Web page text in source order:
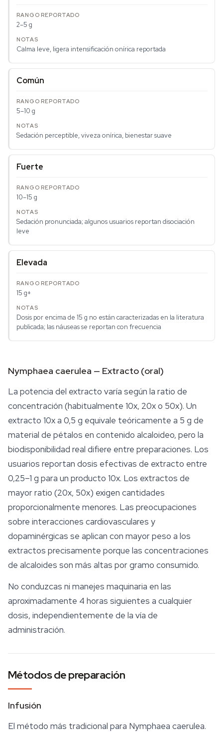
2–5 g
Calma leve, ligera intensificación onírica reportada
Común
5–10 g
Sedación perceptible, viveza onírica, bienestar suave
Fuerte
10–15 g
Sedación pronunciada; algunos usuarios reportan disociación
leve
Elevada
15 g+
Dosis por encima de 15 g no están caracterizadas en la literatura
publicada; las náuseas se reportan con frecuencia
Nymphaea caerulea — Extracto (oral)
La potencia del extracto varía según la ratio de
concentración (habitualmente 10x, 20x o 50x). Un
extracto 10x a 0,5 g equivale teóricamente a 5 g de
material de pétalos en contenido alcaloideo, pero la
biodisponibilidad real difiere entre preparaciones. Los
usuarios reportan dosis efectivas de extracto entre
0,25–1 g para un producto 10x. Los extractos de
mayor ratio (20x, 50x) exigen cantidades
proporcionalmente menores. Las preocupaciones
sobre interacciones cardiovasculares y
dopaminérgicas se aplican con mayor peso a los
extractos precisamente porque las concentraciones
de alcaloides son más altas por gramo consumido.
No conduzcas ni manejes maquinaria en las
aproximadamente 4 horas siguientes a cualquier
dosis, independientemente de la vía de
administración.
Métodos de preparación
Infusión
El método más tradicional para Nymphaea caerulea.